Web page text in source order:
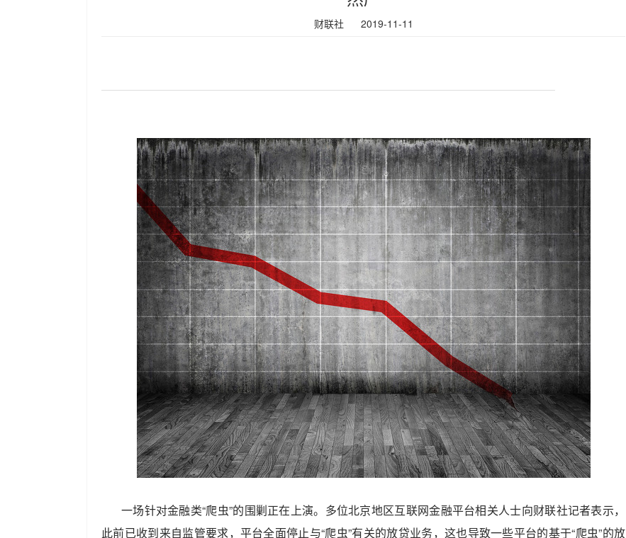
财联社 2019-11-11
一场针对金融类“爬虫”的围剿正在上演。多位北京地区互联网金融平台相关人士向财联社记者表示，
此前已收到来自监管要求，平台全面停止与“爬虫”有关的放贷业务，这也导致一些平台的基于“爬虫”的放